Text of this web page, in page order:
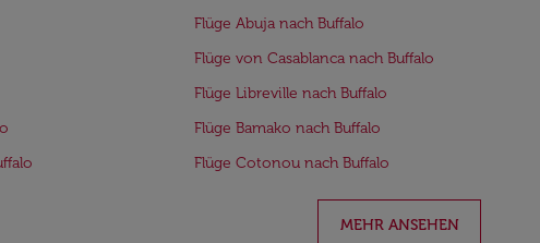
Flüge Abuja nach Buffalo
Flüge von Casablanca nach Buffalo
Flüge Libreville nach Buffalo
Flüge Bamako nach Buffalo
Flüge Cotonou nach Buffalo
MEHR ANSEHEN